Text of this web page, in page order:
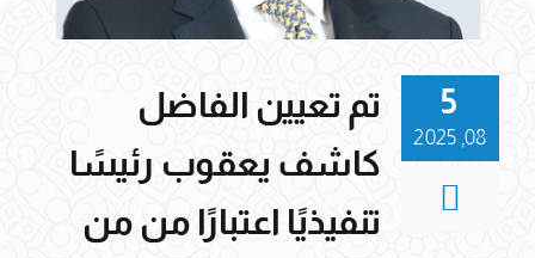
5
08, 2025
تم تعيين الفاضل
كاشف يعقوب رئيسًا
تنفيذيًا اعتبارًا من من